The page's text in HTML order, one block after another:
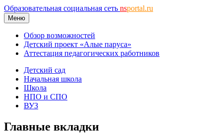
Образовательная социальная сеть nsportal.ru
Меню
Обзор возможностей
Детский проект «Алые паруса»
Аттестация педагогических работников
Детский сад
Начальная школа
Школа
НПО и СПО
ВУЗ
Главные вкладки